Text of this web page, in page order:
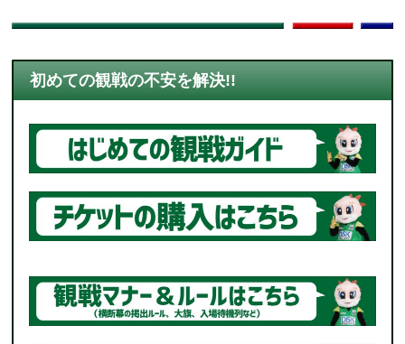
時間 12:45
岐阜県サッカー協会 団体応援チーム紹介
11:25 12:20
FC岐阜応援隊 SKE48タイム
≫夢パスの詳細はこちら
初めての観戦の不安を解決!!